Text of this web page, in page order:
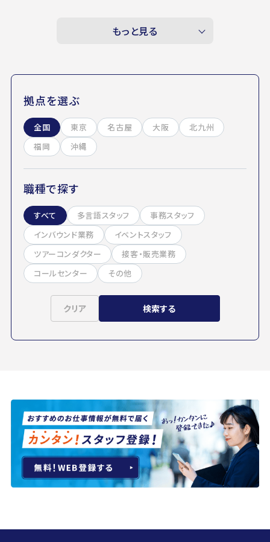
もっと見る
拠点を選ぶ
全国 東京 名古屋 大阪
北九州
福岡
沖縄
職種で探す
すべて 多言語スタッフ
事務スタッフ
インバウンド業務
イベントスタッフ
ツアーコンダクター
接客・販売業務
コールセンター
その他
クリア 検索する